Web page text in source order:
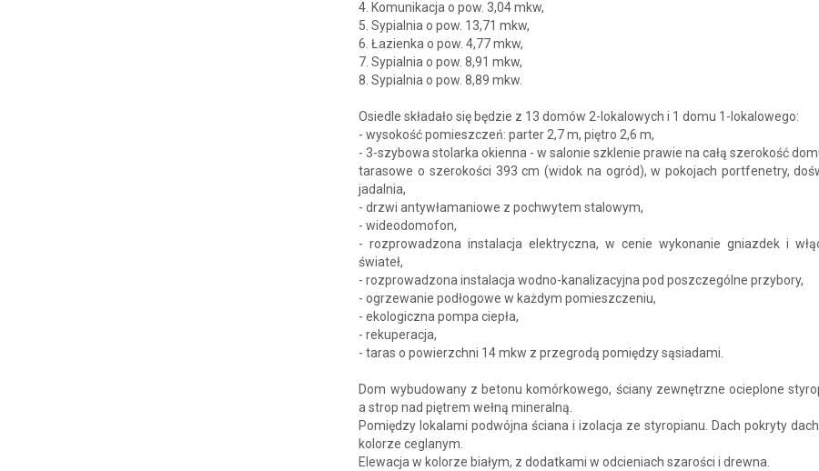
4. Komunikacja o pow. 3,04 mkw,
5. Sypialnia o pow. 13,71 mkw,
6. Łazienka o pow. 4,77 mkw,
7. Sypialnia o pow. 8,91 mkw,
8. Sypialnia o pow. 8,89 mkw.
Osiedle składało się będzie z 13 domów 2-lokalowych i 1 domu 1-lokalowego:
- wysokość pomieszczeń: parter 2,7 m, piętro 2,6 m,
- 3-szybowa stolarka okienna - w salonie szklenie prawie na całą szerokość
tarasowe o szerokości 393 cm (widok na ogród), w pokojach portfenetry,
jadalnia,
- drzwi antywłamaniowe z pochwytem stalowym,
- wideodomofon,
- rozprowadzona instalacja elektryczna, w cenie wykonanie gniazdek i
świateł,
- rozprowadzona instalacja wodno-kanalizacyjna pod poszczególne przybory,
- ogrzewanie podłogowe w każdym pomieszczeniu,
- ekologiczna pompa ciepła,
- rekuperacja,
- taras o powierzchni 14 mkw z przegrodą pomiędzy sąsiadami.
Dom wybudowany z betonu komórkowego, ściany zewnętrzne ocieplone
a strop nad piętrem wełną mineralną.
Pomiędzy lokalami podwójna ściana i izolacja ze styropianu. Dach pokryty
kolorze ceglanym.
Elewacja w kolorze białym, z dodatkami w odcieniach szarości i drewna.